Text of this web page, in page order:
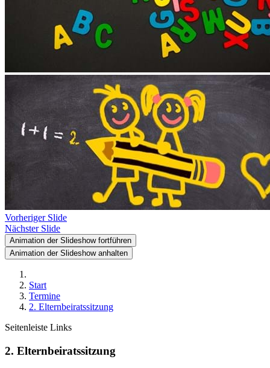
Vorheriger Slide
Nächster Slide
Animation der Slideshow fortführen
Animation der Slideshow anhalten
Start
Termine
2. Elternbeiratssitzung
Seitenleiste Links
2. Elternbeiratssitzung